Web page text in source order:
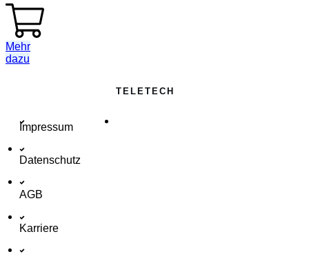
Mehr
dazu
TELETECH
Impressum
Datenschutz
AGB
Karriere